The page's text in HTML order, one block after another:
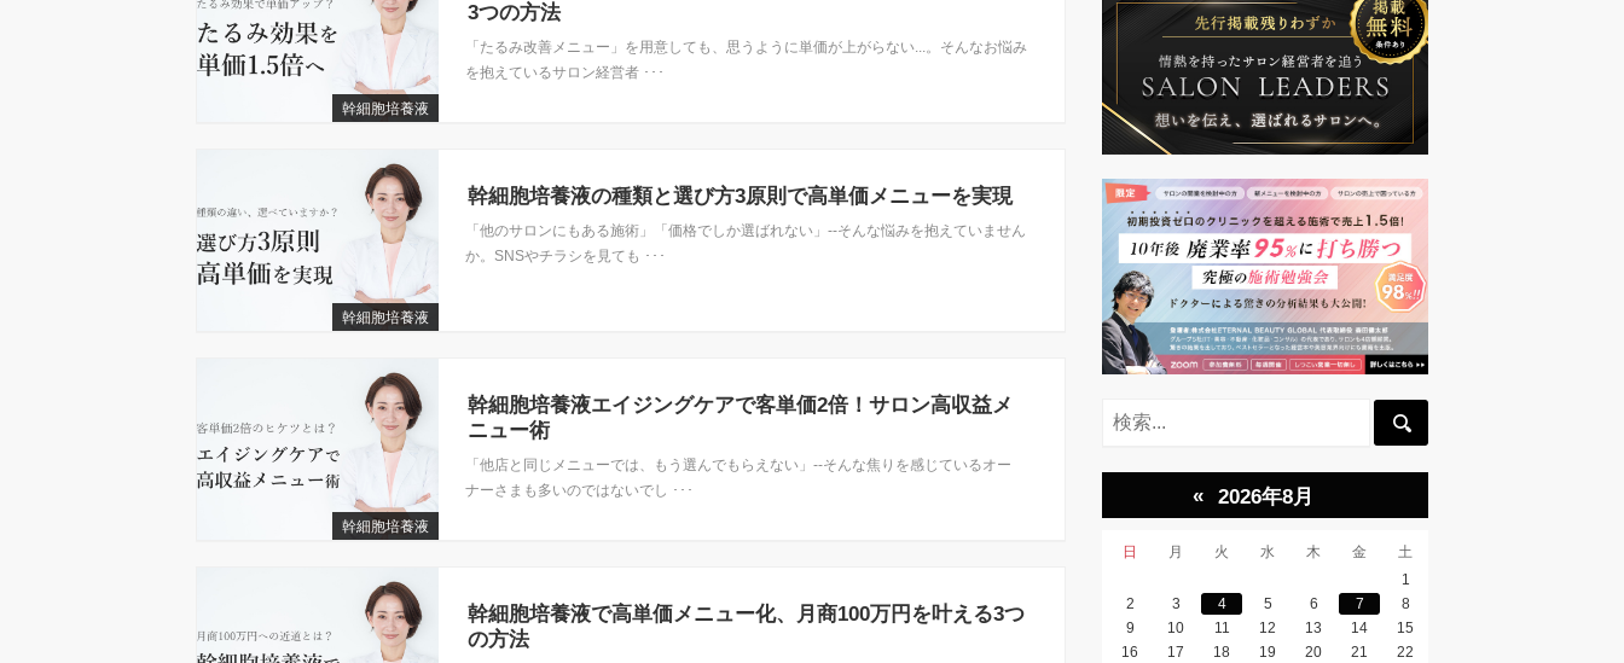
幹細胞培養液
3つの方法
「たるみ改善メニュー」を用意しても、思うように単価が上がらない...。そんなお悩み
を抱えているサロン経営者 ･･･
幹細胞培養液
幹細胞培養液の種類と選び方3原則で高単価メニューを実現
「他のサロンにもある施術」「価格でしか選ばれない」--そんな悩みを抱えていません
か。SNSやチラシを見ても ･･･
幹細胞培養液
幹細胞培養液エイジングケアで客単価2倍！サロン高収益メ
ニュー術
「他店と同じメニューでは、もう選んでもらえない」--そんな焦りを感じているオー
ナーさまも多いのではないでし ･･･
幹細胞培養液で高単価メニュー化、月商100万円を叶える3つ
の方法
« 2026年8月
日 月 火 水 木 金
土
1
2
3 4 5 6 7
8
9
10 11 12 13 14
15
16
17 18 19 20 21
22